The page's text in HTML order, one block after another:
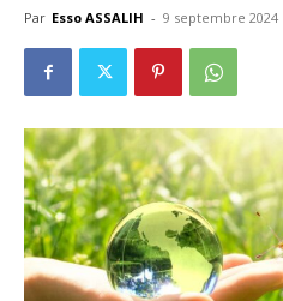
Par Esso ASSALIH - 9 septembre 2024